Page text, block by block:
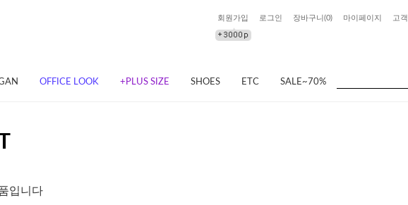
회원가입 로그인 장바구니(0) 마이페이지 고
OFFICE LOOK +PLUS SIZE SHOES ETC SALE~70%
입니다